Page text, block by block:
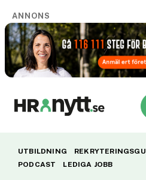
ANNONS
UTBILDNING
PODCAST
LEDIGA JOBB